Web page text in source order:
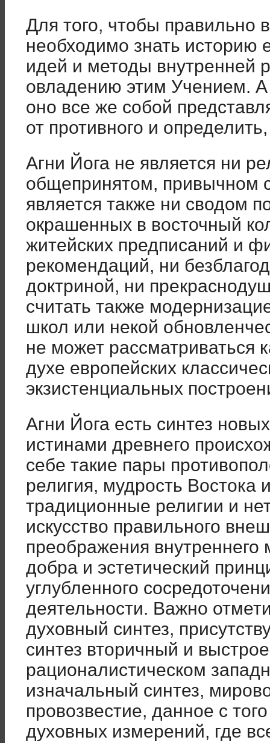
Для того, чтобы правильно
необходимо знать историю
идей и методы внутренней
овладению этим Учением. А
оно все же собой
от противного и
Агни Йога не является ни
общепринятом, привычном
является также ни сводом
окрашенных в восточный
житейских предписаний и
рекомендаций, ни
доктриной, ни
считать также
школ или некой
не может рассматриваться
духе европейских
экзистенциальных
Агни Йога есть синтез
истинами древнего
себе такие пары
религия, мудрость Востока
традиционные религии и
искусство правильного
преображения внутреннего
добра и эстетический
углубленного
деятельности. Важно
духовный синтез,
синтез вторичный и
рационалистическом
изначальный синтез,
провозвестие, данное с
духовных измерений, где